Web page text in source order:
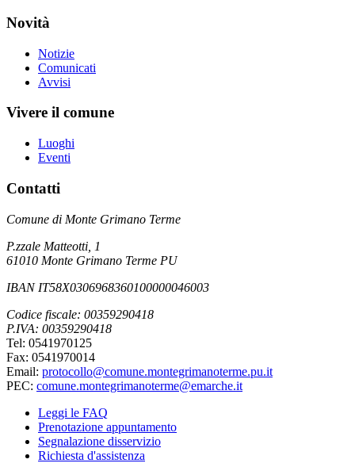
Novità
Notizie
Comunicati
Avvisi
Vivere il comune
Luoghi
Eventi
Contatti
Comune di Monte Grimano Terme
P.zzale Matteotti, 1
61010 Monte Grimano Terme PU
IBAN IT58X0306968360100000046003
Codice fiscale: 00359290418
P.IVA: 00359290418
Tel: 0541970125
Fax: 0541970014
Email: protocollo@comune.montegrimanoterme.pu.it
PEC: comune.montegrimanoterme@emarche.it
Leggi le FAQ
Prenotazione appuntamento
Segnalazione disservizio
Richiesta d'assistenza